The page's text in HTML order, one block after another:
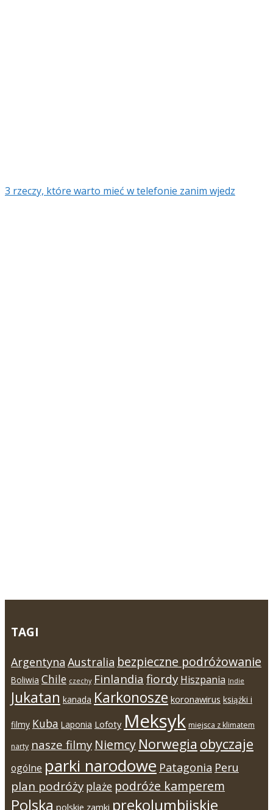
3 rzeczy, które warto mieć w telefonie zanim wjedz
TAGI
Argentyna Australia bezpieczne podróżowanie
Boliwia Chile czechy Finlandia fiordy Hiszpania Indie
Jukatan kanada Karkonosze koronawirus książki i
filmy Kuba Laponia Lofoty Meksyk miejsca z klimatem
narty nasze filmy Niemcy Norwegia obyczaje
ogólne parki narodowe Patagonia Peru
plan podróży plaże podróże kamperem
Polska polskie zamki prekolumbijskie